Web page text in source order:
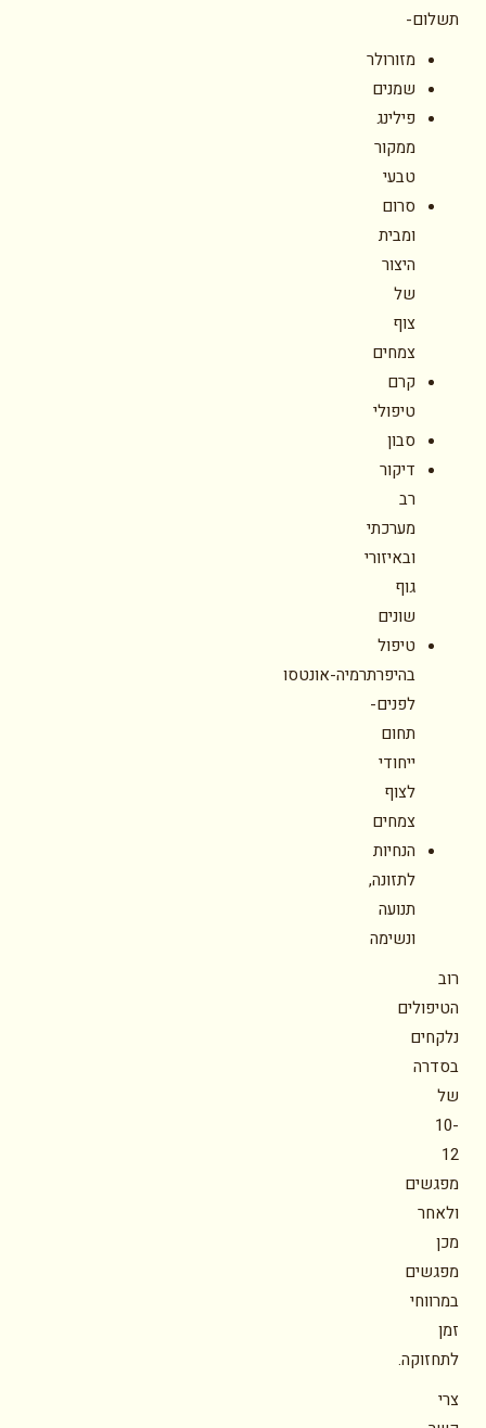
תשלום-
מזורולר
שמנים
פילינג
ממקור
טבעי
סרום
ומבית
היצור
של
צוף
צמחים
קרם
טיפולי
סבון
דיקור
רב
מערכתי
ובאיזורי
גוף
שונים
טיפול
בהיפרתרמיה-אונטסו
לפנים-
תחום
ייחודי
לצוף
צמחים
הנחיות
לתזונה,
תנועה
ונשימה
רוב
הטיפולים
נלקחים
בסדרה
של
10-
12
מפגשים
ולאחר
מכן
מפגשים
במרווחי
זמן
לתחזוקה.
צרי